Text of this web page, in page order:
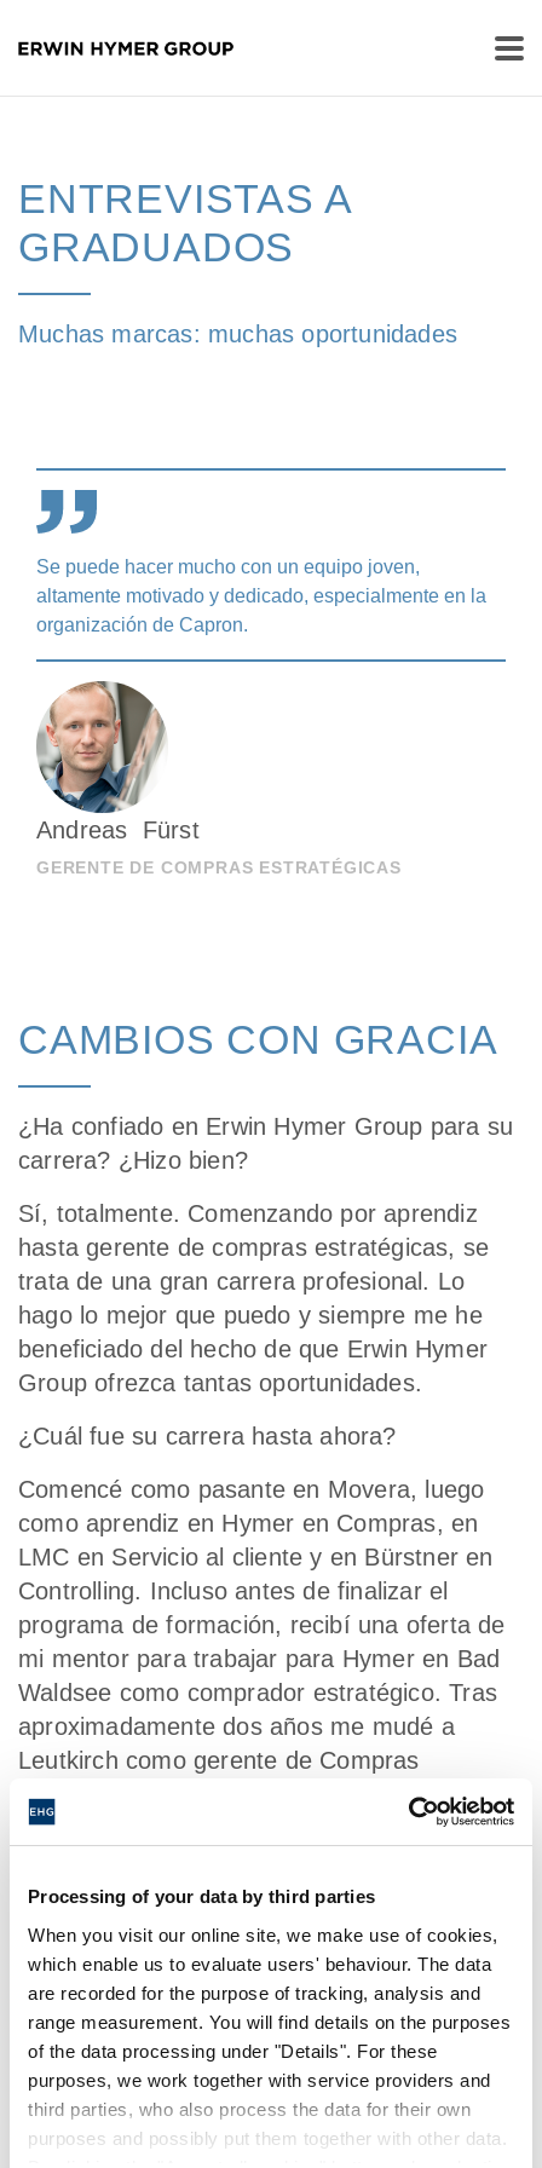
Processing of your data by third parties
When you visit our online site, we make use of cookies,
which enable us to evaluate users' behaviour. The data
are recorded for the purpose of tracking, analysis and
range measurement. You will find details on the purposes
of the data processing under "Details". For these
purposes, we work together with service providers and
third parties, who also process the data for their own
purposes and possibly put them together with other data.
ENTREVISTAS A
GRADUADOS
Muchas marcas: muchas oportunidades
Se puede hacer mucho con un equipo joven,
altamente motivado y dedicado, especialmente en la
organización de Capron.
Andreas Fürst
GERENTE DE COMPRAS ESTRATÉGICAS
CAMBIOS CON GRACIA
¿Ha confiado en Erwin Hymer Group para su
carrera? ¿Hizo bien?
Sí, totalmente. Comenzando por aprendiz
hasta gerente de compras estratégicas, se
trata de una gran carrera profesional. Lo
hago lo mejor que puedo y siempre me he
beneficiado del hecho de que Erwin Hymer
Group ofrezca tantas oportunidades.
¿Cuál fue su carrera hasta ahora?
Comencé como pasante en Movera, luego
como aprendiz en Hymer en Compras, en
LMC en Servicio al cliente y en Bürstner en
Controlling. Incluso antes de finalizar el
programa de formación, recibí una oferta de
mi mentor para trabajar para Hymer en Bad
Waldsee como comprador estratégico. Tras
aproximadamente dos años me mudé a
Leutkirch como gerente de Compras
Estratégicas para las marcas Carado,
Etrusco, Sunlight y Capron.
Mi trabajo es muy variado, hoy no sabes qué
pasará mañana. Me gusta. Al comprar, me
encargo diferentes áreas, grupos de
productos y proyectos. Resulta emocionante
e instructivo al mismo tiempo. También
disfruto del contacto con los diferentes
proveedores. Las ofertas de precios